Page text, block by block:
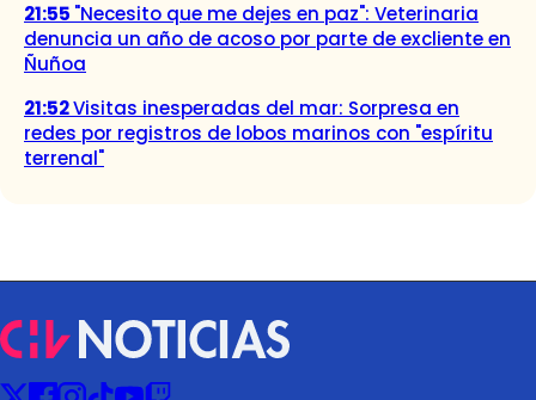
21:55 "Necesito que me dejes en paz": Veterinaria
denuncia un año de acoso por parte de excliente en
Ñuñoa
21:52Visitas inesperadas del mar: Sorpresa en
redes por registros de lobos marinos con "espíritu
terrenal"